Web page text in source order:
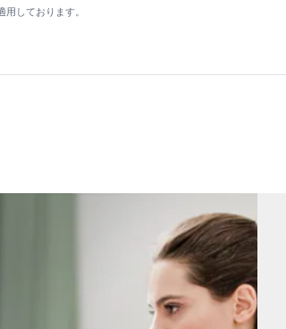
しております。